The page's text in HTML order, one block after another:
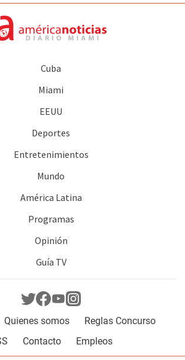
Cuba
Miami
EEUU
Deportes
Entretenimientos
Mundo
América Latina
Programas
Opinión
Guía TV
Quienes somos
Reglas Concurso
Contacto Empleos